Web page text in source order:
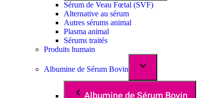
Sérum de Veau Fœtal (SVF)
Alternative au sérum
Autres sérums animal
Plasma animal
Sérums traités
Produits humain
Albumine de Sérum Bovin